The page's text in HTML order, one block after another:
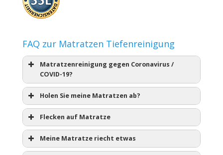
FAQ zur Matratzen Tiefenreinigung
Matratzenreinigung gegen Coronavirus /
COVID-19?
Holen Sie meine Matratzen ab?
Flecken auf Matratze
Meine Matratze riecht etwas